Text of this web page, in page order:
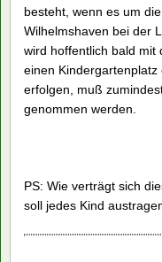
besteht, wenn es um
Wilhelmshaven bei der
wird hoffentlich bald mit
einen
erfolgen, muß
genommen werden.
PS: Wie verträgt sich
soll jedes Kind